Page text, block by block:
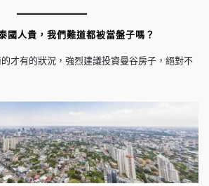
國人貴，我們難道都被當盤子嗎？
才有的狀況，強烈建議投資曼谷房子，絕對不